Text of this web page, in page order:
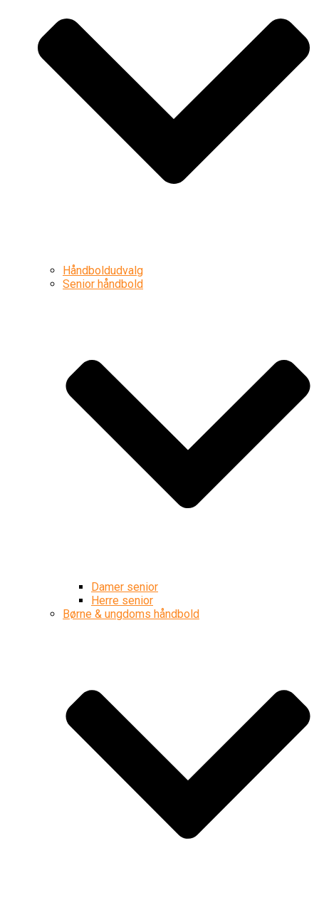
Håndboldudvalg
Senior håndbold
Damer senior
Herre senior
Børne & ungdoms håndbold